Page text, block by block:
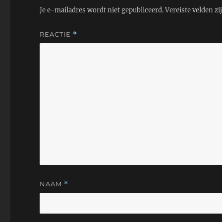
Je e-mailadres wordt niet gepubliceerd.Vereiste velden
REACTIE *
NAAM *